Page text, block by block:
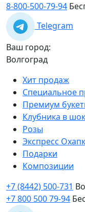
8-800-500-79-94
Telegram
Ваш город:
Волгоград
Хит продаж
Специальное
Премиум
Клубника в
Розы
Экспресс
Подарки
Композиции
+7 (8442) 500-731
+7 800 500 79-94